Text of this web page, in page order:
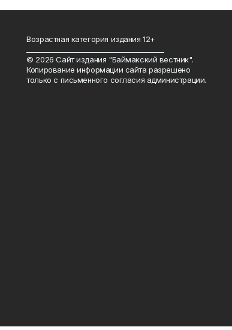
Возрастная категория издания 12+
© 2026 Сайт издания "Баймакский вестник".
Копирование информации сайта разрешено
только с письменного согласия администрации.